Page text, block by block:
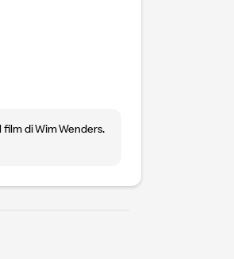
di Wim Wenders.